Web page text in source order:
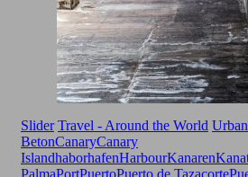
Slider Travel - Around the World
BetonCanaryCanary
IslandhaborhafenHarbourKanaren
PalmaPortPuertoPuerto de Tazacorte